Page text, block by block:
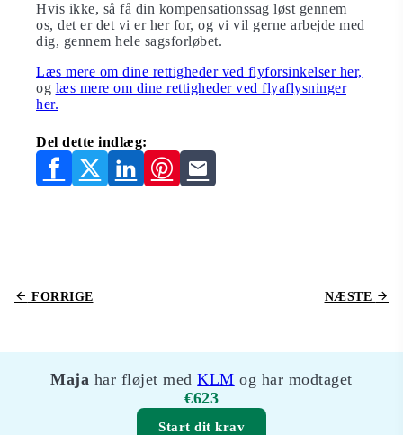
Hvis ikke, så få din kompensationssag løst gennem
os, det er det vi er her for, og vi vil gerne arbejde med
dig, gennem hele sagsforløbet.
Læs mere om dine rettigheder ved flyforsinkelser her,
og læs mere om dine rettigheder ved flyaflysninger
her.
Del dette indlæg:
FORRIGE NÆSTE
Maja har fløjet medKLM og har modtaget
€623
Start dit krav